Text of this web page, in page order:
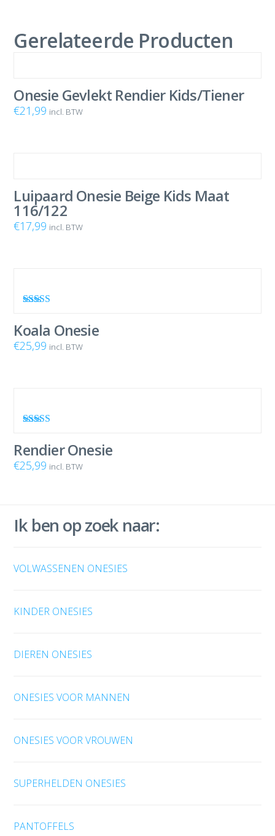
Gerelateerde Producten
Onesie Gevlekt Rendier Kids/Tiener
€21,99 incl. BTW
Luipaard Onesie Beige Kids Maat
116/122
€17,99 incl. BTW
4.80uit 5
Koala Onesie
€25,99 incl. BTW
uit 5
Rendier Onesie
€25,99 incl. BTW
Ik ben op zoek naar:
VOLWASSENEN ONESIES
KINDER ONESIES
DIEREN ONESIES
ONESIES VOOR MANNEN
ONESIES VOOR VROUWEN
SUPERHELDEN ONESIES
PANTOFFELS